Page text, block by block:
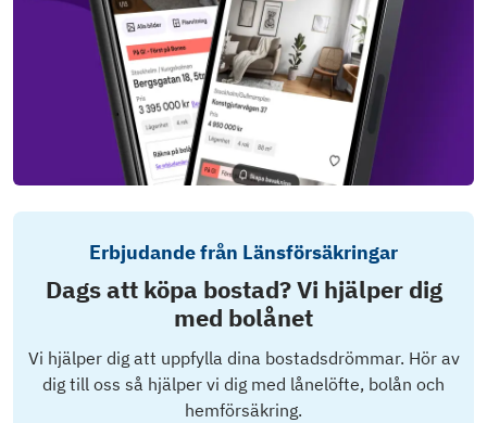
Erbjudande från Länsförsäkringar
Dags att köpa bostad? Vi hjälper dig
med bolånet
Vi hjälper dig att uppfylla dina bostadsdrömmar. Hör av
dig till oss så hjälper vi dig med lånelöfte, bolån och
hemförsäkring.